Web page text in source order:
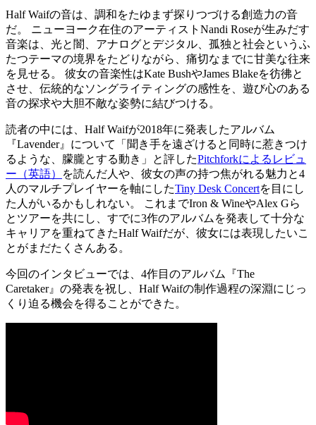
Half Waifの音は、調和をたゆまず探りつづける創造力の音
だ。 ニューヨーク在住のアーティストNandi Roseが生みだす
音楽は、光と闇、アナログとデジタル、孤独と社会というふ
たつテーマの境界をたどりながら、痛切なまでに甘美な往来
を見せる。 彼女の音楽性はKate BushやJames Blakeを彷彿と
させ、伝統的なソングライティングの感性を、遊び心のある
音の探求や大胆不敵な姿勢に結びつける。
読者の中には、Half Waifが2018年に発表したアルバム
『Lavender』について「聞き手を遠ざけると同時に惹きつけ
るような、朦朧とする動き」と評したPitchforkによるレビュ
ー（英語）
を読んだ人や、彼女の声の持つ焦がれる魅力と4
人のマルチプレイヤーを軸にしたTiny Desk Concertを目にし
た人がいるかもしれない。 これまでIron & WineやAlex Gら
とツアーを共にし、すでに3作のアルバムを発表して十分な
キャリアを重ねてきたHalf Waifだが、彼女には表現したいこ
とがまだたくさんある。
今回のインタビューでは、4作目のアルバム『The
Caretaker』の発表を祝し、Half Waifの制作過程の深淵にじっ
くり迫る機会を得ることができた。